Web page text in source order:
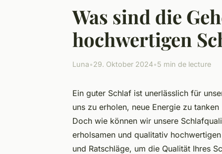
Was sind die
hochwertigen
Luna•29. Oktober 2024•5 min de lecture
Ein guter Schlaf ist unerlässlich für
uns zu erholen, neue Energie zu
Doch wie können wir unsere
erholsamen und qualitativ
und Ratschläge, um die Qualität Ihres